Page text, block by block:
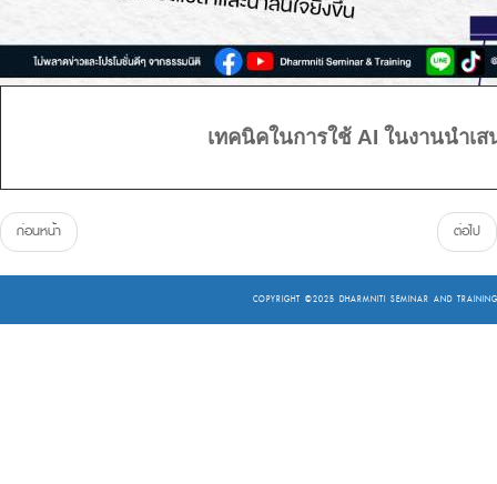
เทคนิคในการใช้ AI ในงานนำเส
ก่อนหน้า ต่อไป
COPYRIGHT ©2025 DHARMNITI SEMINAR AND